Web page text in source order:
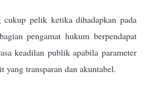
cukup pelik ketika dihadapkan pada
pengamat hukum berpendapat
keadilan publik apabila parameter
transparan dan akuntabel.